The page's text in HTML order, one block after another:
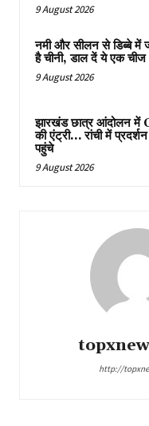
9 August 2026
नमी और सीलन से डिब्बे में
है चीनी, डाल दें ये एक चीज
9 August 2026
झारखंड छात्र आंदोलन में
की एंट्री… रांची में
पहुंचे
9 August 2026
http://